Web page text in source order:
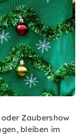
Zaubershow
bleiben im